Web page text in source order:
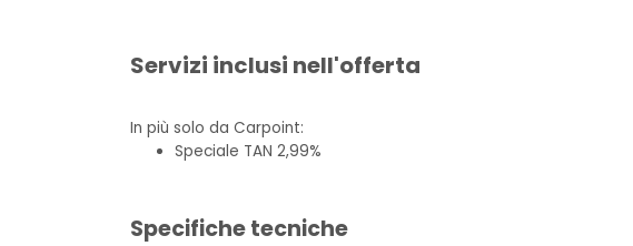
Servizi inclusi nell'offerta
In più solo da Carpoint:
Speciale TAN 2,99%
Specifiche tecniche